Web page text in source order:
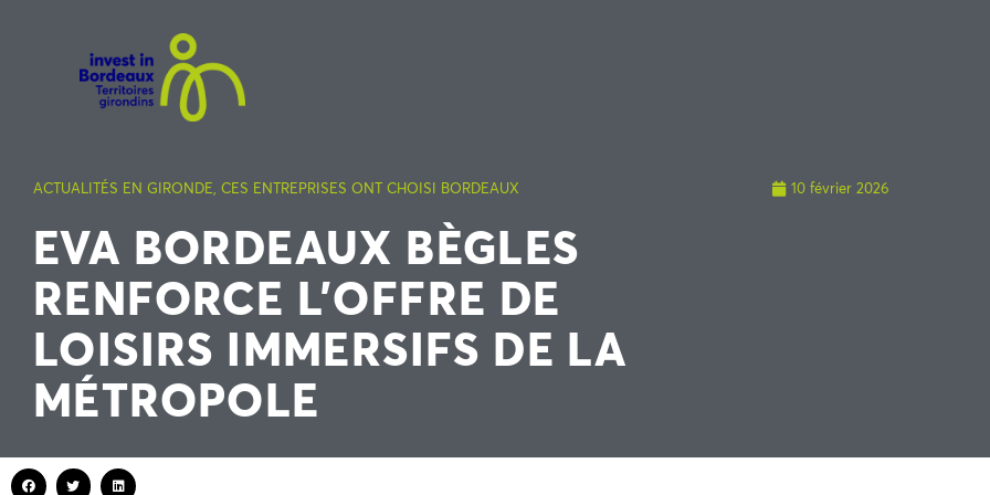
ACTUALITÉS EN GIRONDE, CES ENTREPRISES ONT CHOISI BORDEAUX
EVA BORDEAUX BÈGLES
RENFORCE L’OFFRE DE
LOISIRS IMMERSIFS DE LA
MÉTROPOLE
10 février 2026